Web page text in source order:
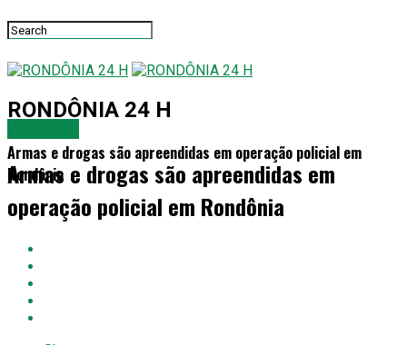
RONDÔNIA 24 H
Armas e drogas são apreendidas em operação policial em
Rondônia
Armas e drogas são apreendidas em
operação policial em Rondônia